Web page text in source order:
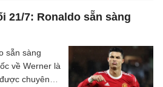
21/7: Ronaldo sẵn sàng
sẵn sàng
về Werner là
chuyên